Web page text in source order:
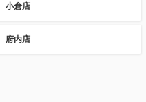
小倉店
府内店